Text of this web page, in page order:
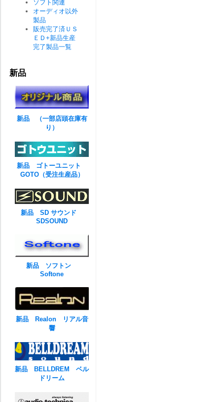
ソフト関連
オーディオ以外
製品
販売完了済ＵＳ
ＥＤ+新品生産
完了製品一覧
新品
新品 （一部店頭在庫有
り）
新品 ゴトーユニット
GOTO（受注生産品）
新品 SD サウンド
SDSOUND
新品 ソフトン
Softone
新品 Realon リアル音
響
新品 BELLDREM ベル
ドリーム